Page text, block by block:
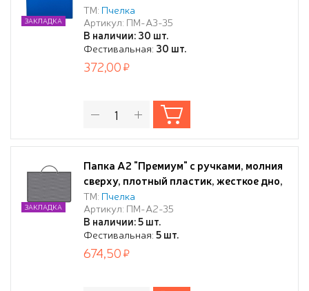
ТМ: Пчелка
Артикул: ПМ-А3-35
В наличии: 30 шт.
Фестивальная: 30 шт.
ЗАКЛАДКА
372,00
Папка А2 "Премиум" с ручками, молния
сверху, плотный пластик, жесткое дно,
серая
ТМ: Пчелка
Артикул: ПМ-А2-35
В наличии: 5 шт.
Фестивальная:5 шт.
ЗАКЛАДКА
674,50